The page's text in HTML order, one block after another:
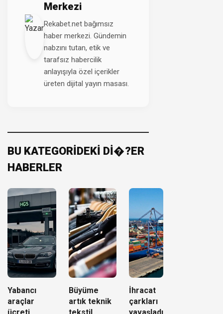
Merkezi
Rekabet.net bağımsız
haber merkezi. Gündemin
nabzını tutan, etik ve
tarafsız habercilik
anlayışıyla özel içerikler
üreten dijital yayın masası.
BU KATEGORİDEKİ Dİ�?ER
HABERLER
Yabancı
araçlar
Büyüme
artık teknik
İhracat
çarkları